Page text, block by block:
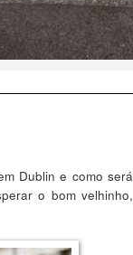
Dublin e como será
o bom velhinho,